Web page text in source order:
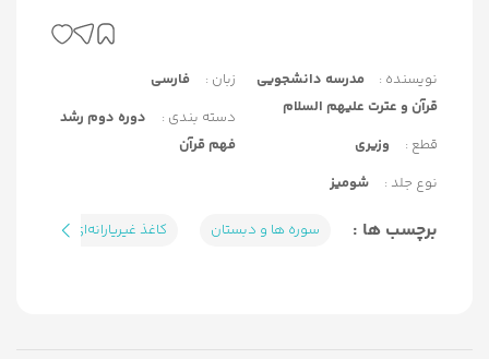
نویسنده :
مدرسه دانشجویی
قرآن و عترت علیهم السلام
قطع :
وزیری
نوع جلد :
شومیز
زبان :
فارسی
دسته بندی :
دوره دوم رشد
فهم قرآن
برچسب ها : سوره ها و دبستان کاغذ غیریارانه‌ای